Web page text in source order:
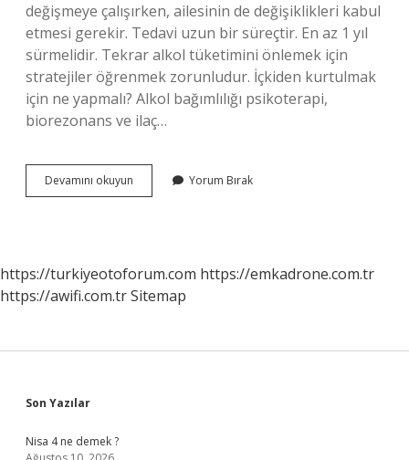
değişmeye çalışırken, ailesinin de değişiklikleri kabul
etmesi gerekir. Tedavi uzun bir süreçtir. En az 1 yıl
sürmelidir. Tekrar alkol tüketimini önlemek için
stratejiler öğrenmek zorunludur. İçkiden kurtulmak
için ne yapmalı? Alkol bağımlılığı psikoterapi,
biorezonans ve ilaç…
Devamını okuyun
Alma
Yorum Bırak
https://turkiyeotoforum.com https://emkadrone.com.tr
https://awifi.com.trSitemap
Sidebar
Son Yazılar
Nisa 4 ne demek ?